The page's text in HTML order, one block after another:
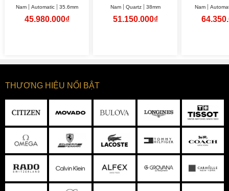
Nam Automatic 35.6mm
45.980.000₫
Nam Quartz 38mm
51.150.000₫
Nam
THƯƠNG HIỆU NỔI BẬT